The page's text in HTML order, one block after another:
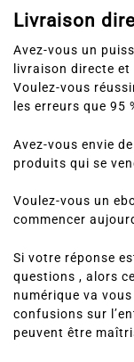
Livraison
Avez-vous un
livraison directe
Voulez-vous
les erreurs que 95
Avez-vous envie
produits qui se
Voulez-vous un
commencer
Si votre réponse
questions , alors
numérique va
confusions sur
peuvent être